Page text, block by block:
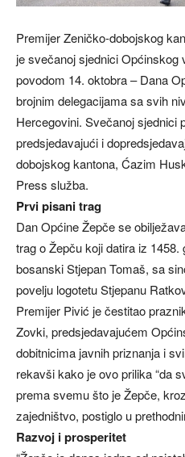
Premijer Zeničko-dobojskog
je svečanoj sjednici Općinskog
povodom 14. oktobra – Dana
brojnim delegacijama sa svih
Hercegovini. Svečanoj sjednici
predsjedavajući i
dobojskog kantona, Ćazim
Press služba.
Prvi pisani trag
Dan Općine Žepče se
trag o Žepču koji datira iz 1458.
bosanski Stjepan Tomaš, sa
povelju logotetu Stjepanu
Premijer Pivić je čestitao
Zovki, predsjedavajućem
dobitnicima javnih priznanja i
rekavši kako je ovo prilika “da
prema svemu što je Žepče,
zajedništvo, postiglo u
Razvoj i prosperitet